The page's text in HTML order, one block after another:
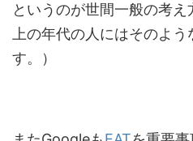
というのが世間一般の考
上の年代の人にはそのよう
す。）